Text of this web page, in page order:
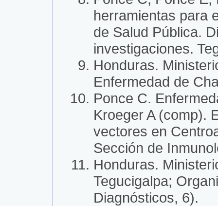
herramientas para
de Salud Pública.
investigaciones.
Honduras.
Enfermedad de
Ponce C.
Kroeger A (comp).
vectores en
Sección de
Honduras.
Tegucigalpa;
Diagnósticos, 6).